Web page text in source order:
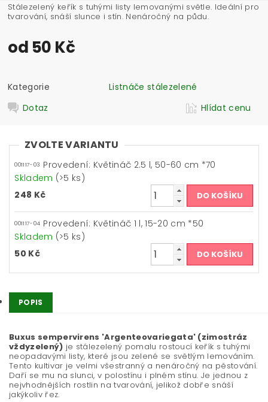
Stálezelený keřík s tuhými listy lemovanými světle. Ideální pro
tvarování, snáší slunce i stín. Nenáročný na půdu.
od 50 Kč
Kategorie
Listnáče stálezelené
Dotaz
Hlídat cenu
ZVOLTE VARIANTU
001117-03 Provedení: Květináč 2.5 l, 50-60 cm *70
Skladem (>5 ks)
248 Kč
001117-04 Provedení: Květináč 1 l, 15-20 cm *50
Skladem (>5 ks)
50 Kč
POPIS
Buxus sempervirens 'Argenteovariegata' (zimostráz
vždyzelený) je stálezelený pomalu rostoucí keřík s tuhými
neopadavými listy, které jsou zelené se světlým lemováním.
Tento kultivar je velmi všestranný a nenáročný na pěstování.
Daří se mu na slunci, v polostínu i plném stínu. Je jednou z
nejvhodnějších rostlin na tvarování, jelikož dobře snáší
jakýkoliv řez.